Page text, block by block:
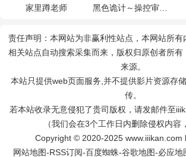
家里蹲老师 黑色诡计～操控审判的辩护人
责任声明：本网站为非赢利性站点，本网站所有
相关站点自动搜索采集而来，版权归原创者所有
来源。
本站只提供web页面服务,并不提供影片资源存
传。
若本站收录无意侵犯了贵司版权，请发邮件至
（我们会在3个工作日内删除侵权内容
Copyright © 2020-2025 www.iiikan.com
网站地图-RSS订阅-百度蜘蛛-谷歌地图-必应地